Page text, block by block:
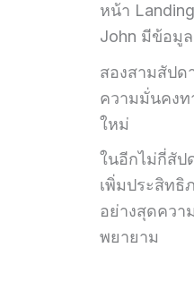
หน้า
John มีข้อมู
สองสามสัปด
ความมั่นคงท
ใหม่
ในอีกไม่กี่สัป
เพิ่มประสิทธิ
อย่างสุดคว
พยายาม